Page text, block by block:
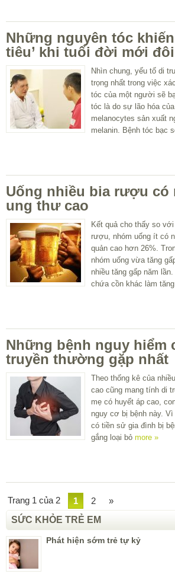
Những nguyên tóc
tiêu’ khi tuổi đời mới
Nhìn chung, yếu tố di
trọng nhất trong việc
tóc của một người sẽ
tóc là do sự lão hóa
melanocytes sản xuất
melanin. Bệnh tóc bạc
Uống nhiều bia rượu có
ung thư cao
Kết quả cho thấy so
rượu, nhóm uống ít có
quản cao hơn 26%.
nhóm uống vừa tăng
nhiều tăng gấp năm
chứa cồn khác làm
Những bệnh nguy hiểm
truyền thường gặp nhất
Theo thống kê của
cao cũng mang tính di
mẹ có huyết áp cao,
nguy cơ bị bệnh này.
có tiền sử gia đình bị
gắng loại bỏ more »
Trang 1 của 2 1 2
»
SỨC KHỎE TRẺ EM
Phát hiện sớm trẻ tự kỷ